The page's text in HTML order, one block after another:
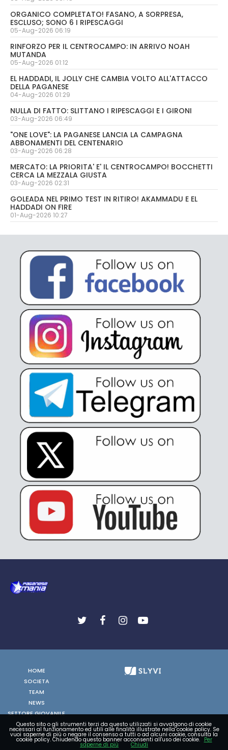
ORGANICO COMPLETATO! FASANO, A SORPRESA,
ESCLUSO; SONO 6 I RIPESCAGGI
05-Aug-2026 06:19
RINFORZO PER IL CENTROCAMPO: IN ARRIVO NOAH
MUTANDA
05-Aug-2026 01:12
EL HADDADI, IL JOLLY CHE CAMBIA VOLTO ALL'ATTACCO
DELLA PAGANESE
04-Aug-2026 01:29
NULLA DI FATTO: SLITTANO I RIPESCAGGI E I GIRONI
03-Aug-2026 06:49
"ONE LOVE": LA PAGANESE LANCIA LA CAMPAGNA
ABBONAMENTI DEL CENTENARIO
03-Aug-2026 06:28
MERCATO: LA PRIORITA' E' IL CENTROCAMPO! BOCCHETTI
CERCA LA MEZZALA GIUSTA
03-Aug-2026 02:31
GOLEADA NEL PRIMO TEST IN RITIRO! AKAMMADU E EL
HADDADI ON FIRE
01-Aug-2026 10:27
HOME
SOCIETA
TEAM
NEWS
SETTORE GIOVANILE
FOTO
VIDEO
Questo sito o gli strumenti terzi da questo utilizzati si avvalgono di cookie
necessari al funzionamento ed utili alle finalità illustrate nella cookie policy. Se
vuoi saperne di più o negare il consenso a tutti o ad alcuni cookie, consulta la
cookie policy. Chiudendo questo banner acconsenti all'uso dei cookie. Per
saperne di più Chiudi